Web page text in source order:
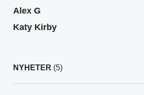
Alex G
Katy Kirby
NYHETER (5)